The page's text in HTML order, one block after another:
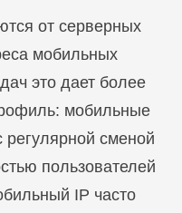
от серверных
мобильных
это дает более
мобильные
сменой
пользователей
IP часто